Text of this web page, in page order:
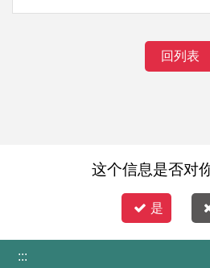
回列表
这个信息是否对
是
:::